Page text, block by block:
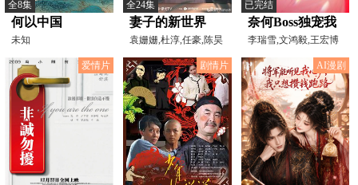
全8集
何以中国
未知
全24集
妻子的新世界
袁姗姗,杜淳,任豪,陈昊
明,杨蕊嘉,张钊,张雯
已完结
奈何Boss独宠我
李瑞雪,文鸿毅,王宏博
爱情片 剧情片 AI漫剧